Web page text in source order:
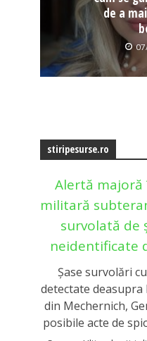
de a
stiripesurse.ro
Alertă majoră
militară
survolată de
neidentificate
Şase survolări
detectate
din Mechernich,
posibile acte de